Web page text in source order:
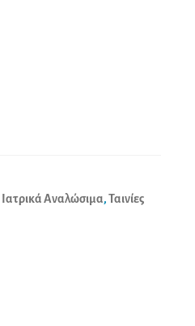
Ιατρικά Αναλώσιμα,Ταινίες